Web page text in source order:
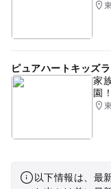
ピュアハートキッズ
家
園！
以下情報は、最